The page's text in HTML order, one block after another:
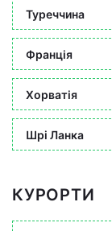
Туреччина
Франція
Хорватія
Шрі Ланка
КУРОРТИ